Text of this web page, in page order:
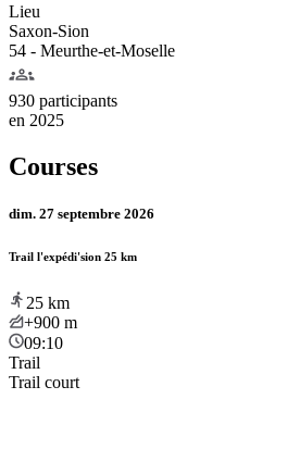
Lieu
Saxon-Sion
54 - Meurthe-et-Moselle
930 participants
en 2025
Courses
dim. 27 septembre 2026
Trail l'expédi'sion 25 km
25 km
+900 m
09:10
Trail
Trail court